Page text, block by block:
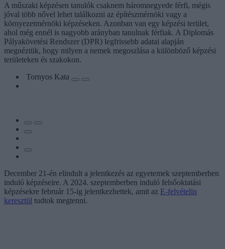
A műszaki képzésen tanulók csaknem háromnegyede férfi, mégis
jóval több nővel lehet találkozni az építészmérnöki vagy a
környezetmérnöki képzéseken. Azonban van egy képzési terület,
ahol még ennél is nagyobb arányban tanulnak férfiak. A Diplomás
Pályakövetési Rendszer (DPR) legfrissebb adatai alapján
megnéztük, hogy milyen a nemek megoszlása a különböző képzési
területeken és szakokon.
Tornyos Kata
December 21-én elindult a jelentkezés az egyetemek szeptemberben
induló képzéseire. A 2024. szeptemberben induló felsőoktatási
képzésekre február 15-ig jelentkezhettek, amit az E-felvételin
keresztül tudtok megtenni.